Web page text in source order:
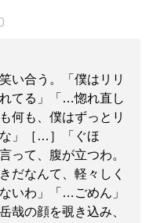
い合う。「僕はリリ
てる」「…惚れ直し
何も、僕はずっとリ
」［…］「ぐほ
って、腹が立つわ。
だなんて、軽々しく
いわ」「…ごめん」
哉の顔を覗き込み、